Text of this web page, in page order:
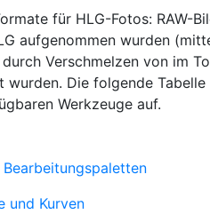
für HLG-Fotos: RAW-
aufgenommen wurden
Verschmelzen von im
wurden. Die folgende
Werkzeuge auf.
Bearbeitungspaletten
und Kurven